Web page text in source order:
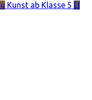
Kunst ab Klasse 5 LI